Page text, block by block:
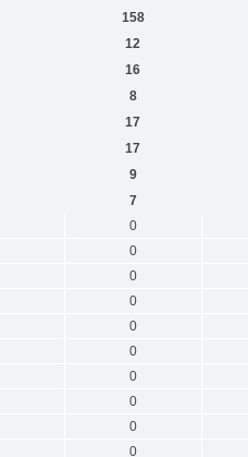
158
12
16
8
17
17
9
7
0
0
0
0
0
0
0
0
0
0